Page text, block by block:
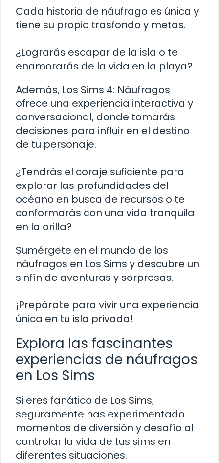
Cada historia de náufrago es única y
tiene su propio trasfondo y metas.
¿Lograrás escapar de la isla o te
enamorarás de la vida en la playa?
Además, Los Sims 4: Náufragos
ofrece una experiencia interactiva y
conversacional, donde tomarás
decisiones para influir en el destino
de tu personaje.
¿Tendrás el coraje suficiente para
explorar las profundidades del
océano en busca de recursos o te
conformarás con una vida tranquila
en la orilla?
Sumérgete en el mundo de los
náufragos en Los Sims y descubre un
sinfín de aventuras y sorpresas.
¡Prepárate para vivir una experiencia
única en tu isla privada!
Explora las fascinantes
experiencias de náufragos
en Los Sims
Si eres fanático de Los Sims,
seguramente has experimentado
momentos de diversión y desafío al
controlar la vida de tus sims en
diferentes situaciones.